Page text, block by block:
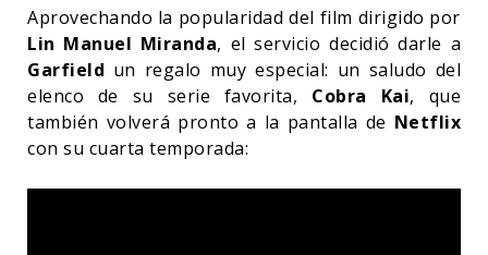
Aprovechando la popularidad del film dirigido por
Lin Manuel Miranda, el servicio decidió darle a
Garfield un regalo muy especial: un saludo del
elenco de su serie favorita, Cobra Kai, que
también volverá pronto a la pantalla de Netflix
con su cuarta temporada: